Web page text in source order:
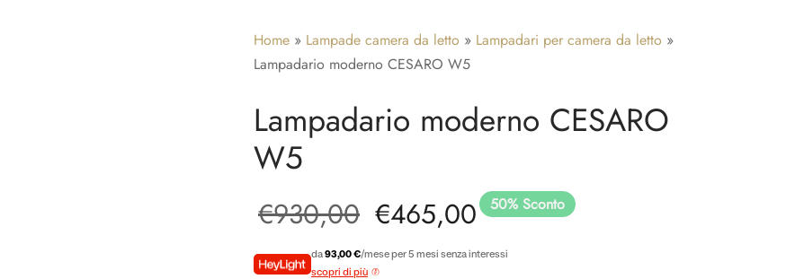
Home » Lampade camera da letto » Lampadari per camera da letto »
Lampadario moderno CESARO W5
Lampadario moderno CESARO
W5
50% Sconto
€930,00 Il prezzo
originale
€465,00Il prezzo
attuale è:
da93,00 €/mese per 5 mesi senza interessi
scopri di più